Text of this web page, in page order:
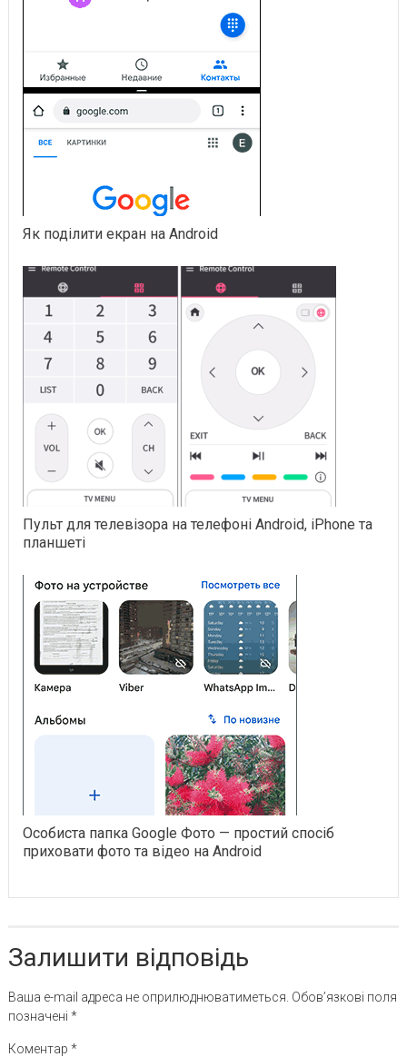
Як поділити екран на Android
Пульт для телевізора на телефоні Android, iPhone та
планшеті
Особиста папка Google Фото — простий спосіб
приховати фото та відео на Android
Залишити відповідь
Ваша e-mail адреса не оприлюднюватиметься. Обов’язкові поля
позначені *
Коментар *